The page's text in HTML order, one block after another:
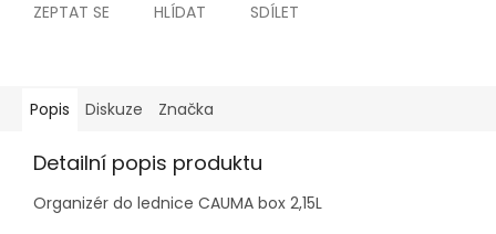
ZEPTAT SE HLÍDAT SDÍLET
Popis Diskuze Značka
Detailní popis produktu
Organizér do lednice CAUMA box 2,15L